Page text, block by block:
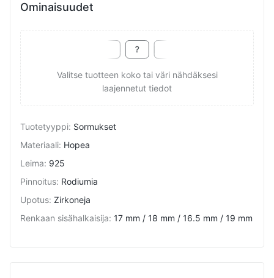
Ominaisuudet
Valitse tuotteen koko tai väri nähdäksesi
laajennetut tiedot
Tuotetyyppi: Sormukset
Materiaali: Hopea
Leima: 925
Pinnoitus: Rodiumia
Upotus: Zirkoneja
Renkaan sisähalkaisija: 17 mm / 18 mm / 16.5 mm / 19 mm